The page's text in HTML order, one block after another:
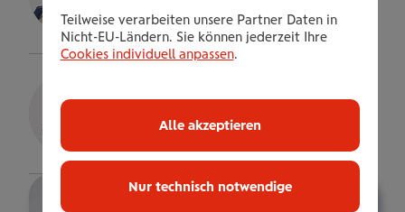
Details
Details
Teilweise verarbeiten unsere Partner Daten in
Nicht-EU-Ländern. Sie können jederzeit Ihre
Cookies individuell anpassen.
Nur technisch notwendige
Alle akzeptieren